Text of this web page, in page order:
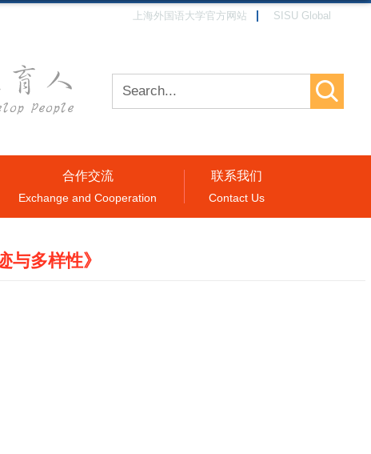
上海外国语大学官方网站 SISU Global
合作交流
Exchange and Cooperation
联系我们
Contact Us
与多样性》